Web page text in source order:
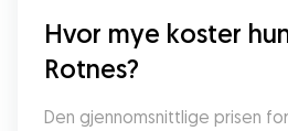
Hvor mye koster
Rotnes?
Den gjennomsnittlige prisen